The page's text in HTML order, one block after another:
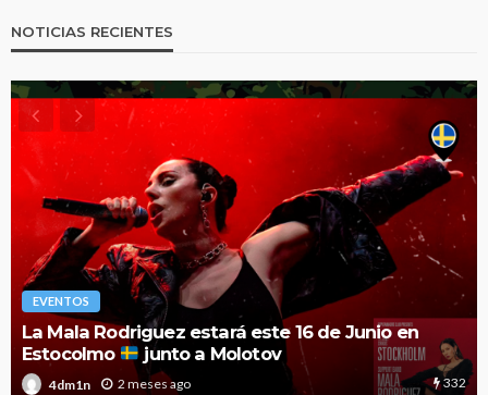
NOTICIAS RECIENTES
EVENTOS
La Mala Rodriguez estará este 16 de Junio en
Estocolmo
junto a Molotov
4dm1n 2 meses ago 332